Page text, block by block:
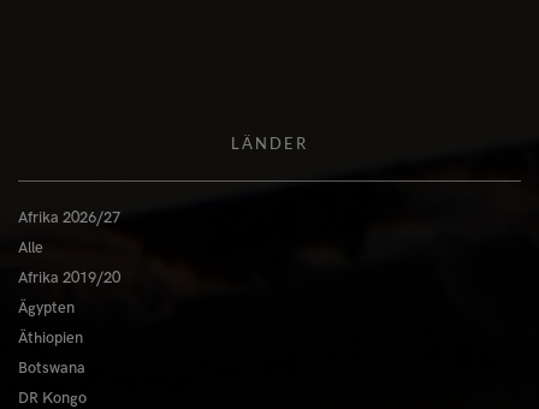
LÄNDER
Afrika 2026/27
Alle
Afrika 2019/20
Ägypten
Äthiopien
Botswana
DR Kongo